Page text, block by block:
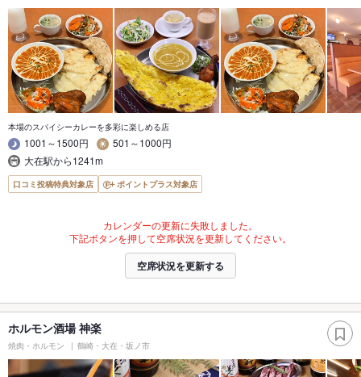
本場のスパイシーカレーを多彩に楽しめる店
1001～1500円
501～1000円
大在駅から1241m
口コミ投稿特典対象店 ポイントプラス対象店
カレンダーの更新に失敗しました。
下記ボタンを押して空席状況を更新してください。
空席状況を更新する
ホルモン酒場 神楽
焼肉・ホルモン 鶴崎・大在・坂ノ市